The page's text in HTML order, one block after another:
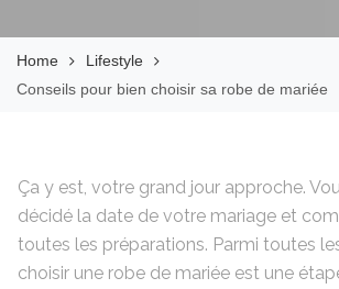
Home
Lifestyle
Conseils pour bien choisir sa robe de mariée
Ça y est, votre grand jour approche.
décidé la date de votre mariage et
toutes les préparations. Parmi toutes
choisir une robe de mariée est une